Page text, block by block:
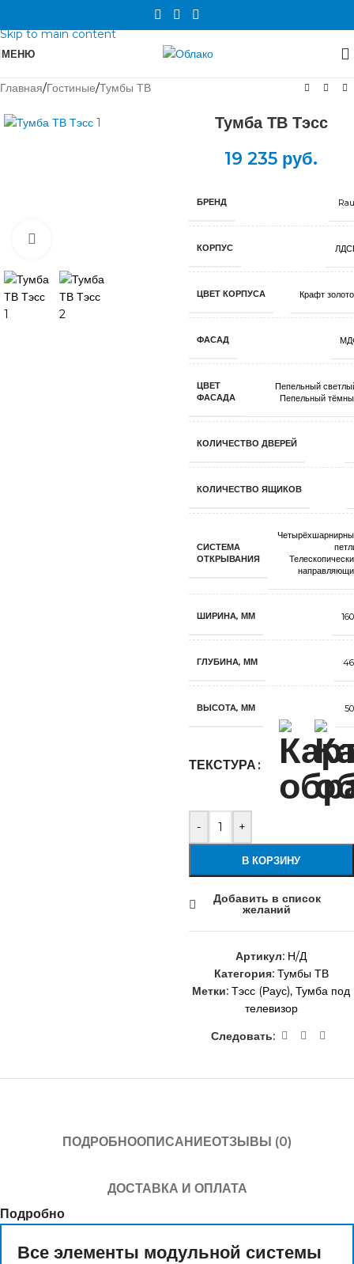
Skip to main content
МЕНЮ
Главная/Гостиные/Тумбы ТВ
Тумба ТВ Тэсс
19 235 руб.
БРЕНД
КОРПУС
ЦВЕТ КОРПУСА Крафт
ФАСАД
ЦВЕТ
ФАСАДА
Пепельный
Пепельный
КОЛИЧЕСТВО ДВЕРЕЙ
КОЛИЧЕСТВО ЯЩИКОВ
СИСТЕМА
ОТКРЫВАНИЯ
ШИРИНА, ММ
ГЛУБИНА, ММ
ВЫСОТА, ММ
ТЕКСТУРА
- +
В КОРЗИНУ
Добавить в список
желаний
Артикул: Н/Д
Категория: Тумбы ТВ
Метки: Тэсс (Раус), Тумба под
телевизор
Следовать:
ПОДРОБНООПИСАНИЕОТЗЫВЫ (0)
ДОСТАВКА И ОПЛАТА
Подробно
Все элементы модульной системы